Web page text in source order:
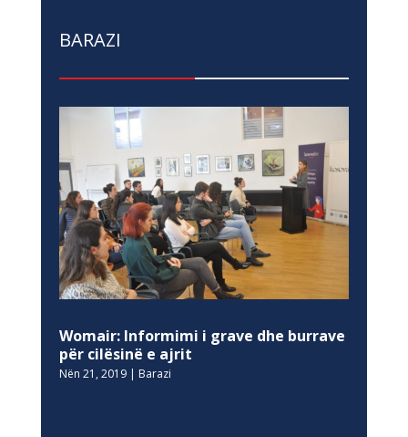
BARAZI
Womair: Informimi i grave dhe burrave
për cilësinë e ajrit
Nën 21, 2019| Barazi